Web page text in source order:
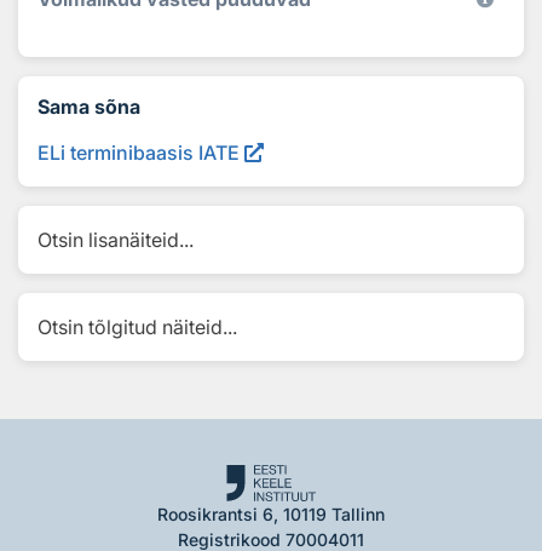
Sama sõna
ELi terminibaasis IATE
Otsin lisanäiteid...
Otsin tõlgitud näiteid...
Roosikrantsi 6, 10119 Tallinn
Registrikood 70004011